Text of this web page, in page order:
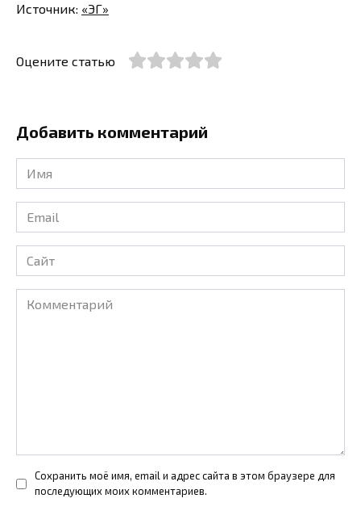
Источник: «ЭГ»
Оцените статью
Добавить комментарий
Имя
*
Email
*
Сайт
Комментарий
Сохранить моё имя, email и адрес сайта в этом браузере для
последующих моих комментариев.